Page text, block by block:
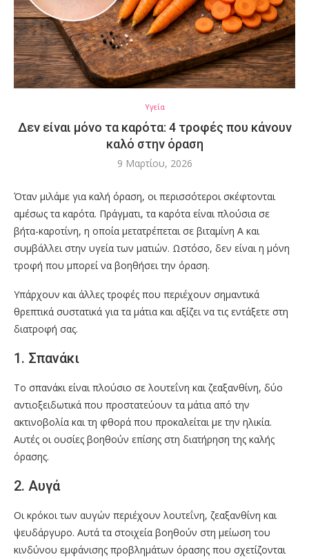
Υγεία
Δεν είναι μόνο τα καρότα: 4 τροφές που κάνουν
καλό στην όραση
9 Μαρτίου, 2026
Όταν μιλάμε για καλή όραση, οι περισσότεροι σκέφτονται
αμέσως τα καρότα. Πράγματι, τα καρότα είναι πλούσια σε
βήτα-καροτίνη, η οποία μετατρέπεται σε βιταμίνη Α και
συμβάλλει στην υγεία των ματιών. Ωστόσο, δεν είναι η μόνη
τροφή που μπορεί να βοηθήσει την όραση.
Υπάρχουν και άλλες τροφές που περιέχουν σημαντικά
θρεπτικά συστατικά για τα μάτια και αξίζει να τις εντάξετε στη
διατροφή σας.
1. Σπανάκι
Το σπανάκι είναι πλούσιο σε λουτεΐνη και ζεαξανθίνη, δύο
αντιοξειδωτικά που προστατεύουν τα μάτια από την
ακτινοβολία και τη φθορά που προκαλείται με την ηλικία.
Αυτές οι ουσίες βοηθούν επίσης στη διατήρηση της καλής
όρασης.
2. Αυγά
Οι κρόκοι των αυγών περιέχουν λουτεΐνη, ζεαξανθίνη και
ψευδάργυρο. Αυτά τα στοιχεία βοηθούν στη μείωση του
κινδύνου εμφάνισης προβλημάτων όρασης που σχετίζονται